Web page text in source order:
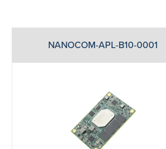
NANOCOM-APL-B10-0001